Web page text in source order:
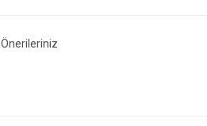
Önerileriniz